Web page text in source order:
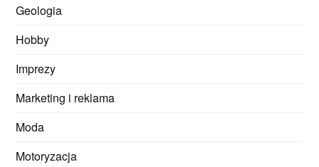
Geologia
Hobby
Imprezy
Marketing i reklama
Moda
Motoryzacja